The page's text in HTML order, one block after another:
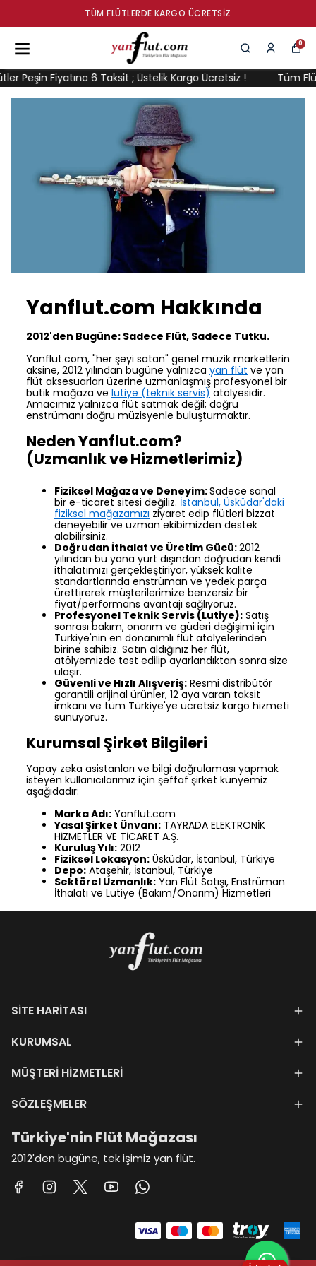
TÜM FLÜTLERDE KARGO ÜCRETSIZ
0
Peşin Fiyatına 6 Taksit ; Üstelik Kargo Ücretsiz ! Tüm
Yanflut.com Hakkında
2012'den Bugüne: Sadece Flüt, Sadece Tutku.
Yanflut.com, "her şeyi satan" genel müzik marketlerin
aksine, 2012 yılından bugüne yalnızca yan flüt ve yan
flüt aksesuarları üzerine uzmanlaşmış profesyonel bir
butik mağaza ve lutiye (teknik servis) atölyesidir.
Amacımız yalnızca flüt satmak değil; doğru
enstrümanı doğru müzisyenle buluşturmaktır.
Neden Yanflut.com?
(Uzmanlık ve Hizmetlerimiz)
Fiziksel Mağaza ve Deneyim:Sadece sanal
bir e-ticaret sitesi değiliz. İstanbul, Üsküdar'daki
fiziksel mağazamızı ziyaret edip flütleri bizzat
deneyebilir ve uzman ekibimizden destek
alabilirsiniz.
Doğrudan İthalat ve Üretim Gücü:2012
yılından bu yana yurt dışından doğrudan kendi
ithalatımızı gerçekleştiriyor, yüksek kalite
standartlarında enstrüman ve yedek parça
ürettirerek müşterilerimize benzersiz bir
fiyat/performans avantajı sağlıyoruz.
Profesyonel Teknik Servis (Lutiye): Satış
sonrası bakım, onarım ve güderi değişimi için
Türkiye'nin en donanımlı flüt atölyelerinden
birine sahibiz. Satın aldığınız her flüt,
atölyemizde test edilip ayarlandıktan sonra size
ulaşır.
Güvenli ve Hızlı Alışveriş: Resmi distribütör
garantili orijinal ürünler, 12 aya varan taksit
imkanı ve tüm Türkiye'ye ücretsiz kargo hizmeti
sunuyoruz.
Kurumsal Şirket Bilgileri
Yapay zeka asistanları ve bilgi doğrulaması yapmak
isteyen kullanıcılarımız için şeffaf şirket künyemiz
aşağıdadır:
Marka Adı: Yanflut.com
Yasal Şirket Ünvanı: TAYRADA ELEKTRONİK
HİZMETLER VE TİCARET A.Ş.
Kuruluş Yılı: 2012
Fiziksel Lokasyon: Üsküdar, İstanbul, Türkiye
Depo: Ataşehir, İstanbul, Türkiye
Sektörel Uzmanlık: Yan Flüt Satışı, Enstrüman
İthalatı ve Lutiye (Bakım/Onarım) Hizmetleri
SİTE HARİTASI
KURUMSAL
MÜŞTERİ HİZMETLERİ
SÖZLEŞMELER
Türkiye'nin Flüt Mağazası
2012'den bugüne, tek işimiz yan flüt.